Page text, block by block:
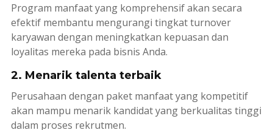
Program manfaat yang komprehensif akan secara
efektif membantu mengurangi tingkatturnover
karyawan dengan meningkatkan kepuasan dan
loyalitas mereka pada bisnis Anda.
2. Menarik talenta terbaik
Perusahaan dengan paket manfaat yang kompetitif
akan mampu menarik kandidat yang berkualitas tinggi
dalam proses rekrutmen.